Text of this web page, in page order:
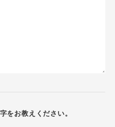
をお教えください。